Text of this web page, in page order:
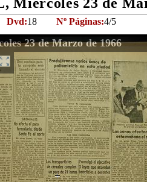
Dvd:18 Nº Páginas:4/5
23 de Marzo de 1966